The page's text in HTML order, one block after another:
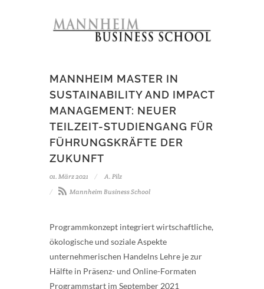
MANNHEIM MASTER IN
SUSTAINABILITY AND IMPACT
MANAGEMENT: NEUER
TEILZEIT-STUDIENGANG FÜR
FÜHRUNGSKRÄFTE DER
ZUKUNFT
01. März 2021
A. Pilz
Mannheim Business School
Programmkonzept integriert wirtschaftliche,
ökologische und soziale Aspekte
unternehmerischen Handelns Lehre je zur
Hälfte in Präsenz- und Online-Formaten
Programmstart im September 2021